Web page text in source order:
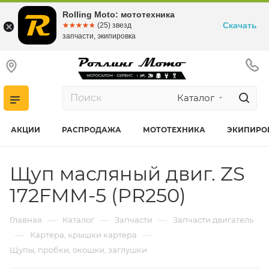
Каталог
АКЦИИ РАСПРОДАЖА МОТОТЕХНИКА
Щуп масляный двиг. ZS
172FMM-5 (PR250)
Главная — Каталог — Запчасти — Запчасти двигатель
— Картера, крышки картера —
Щупы, пробки, окошки, заглушки
Rolling Moto: мототехника
☆☆☆☆☆
★★★★★ (25) звезд
запчасти, экипировка
Скачать